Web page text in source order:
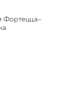
Фортецца-